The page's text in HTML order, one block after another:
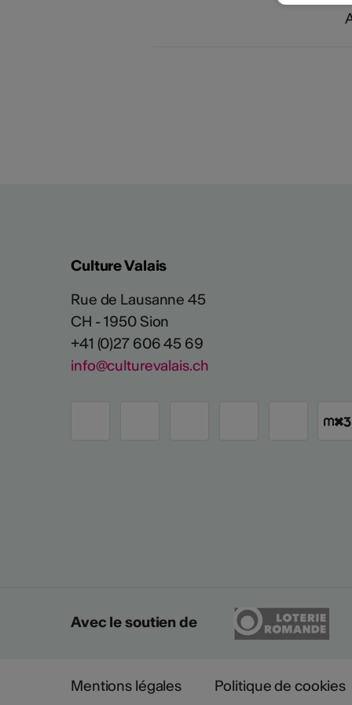
Culture Valais
Rue de Lausanne 45
CH - 1950 Sion
+41 (0)27 606 45 69
info@culturevalais.ch
Avec le soutien de
Mentions légales Politique de cookies